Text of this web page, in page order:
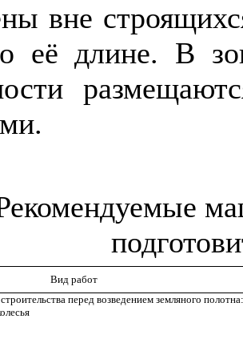
вне
её длине. В
Вид работ
перед возведением земляного полотна: